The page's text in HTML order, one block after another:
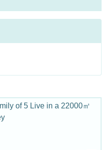
of 5 Live in a 22000㎡